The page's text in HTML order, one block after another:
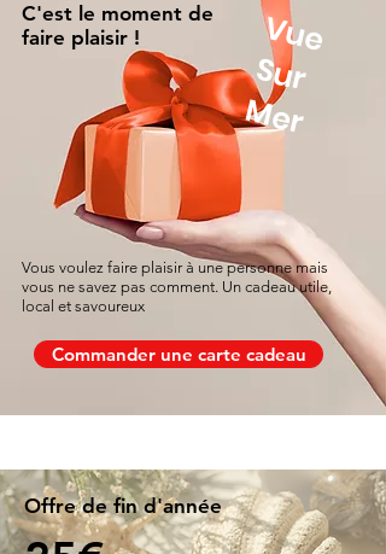
C'est le moment de
faire plaisir !
V
u
e
S
u
r
Mer
Vous voulez faire plaisir à une personne mais
vous ne savez pas comment. Un cadeau utile,
local et savoureux
Commander une carte cadeau
Offre de fin d'année